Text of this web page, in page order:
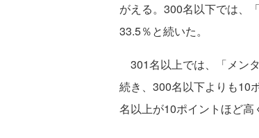
がえる。300名以下では、
33.5％と続いた。
301名以上では、「メン
続き、300名以下よりも10
名以上が10ポイントほど高